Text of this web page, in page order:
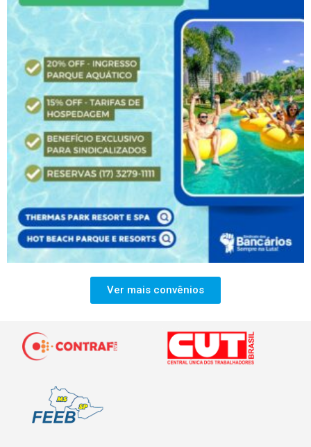
Ver mais convênios